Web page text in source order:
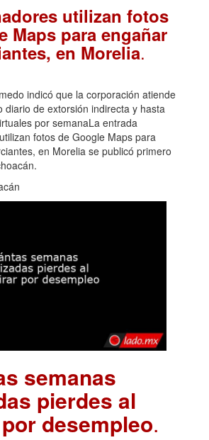
utilizan fotos
Maps para engañar
en Morelia.
indicó que la corporación atiende
diario de extorsión indirecta y hasta
por semanaLa entrada
fotos de Google Maps para
en Morelia se publicó primero
semanas
pierdes al
desempleo.